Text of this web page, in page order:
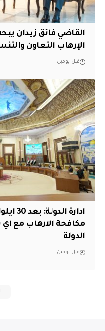
القاضي فائق زيدان
الإرهاب التعاون
قبل يومين
ادارة
مكافحة الارهاب مع
الدولة
قبل يومين